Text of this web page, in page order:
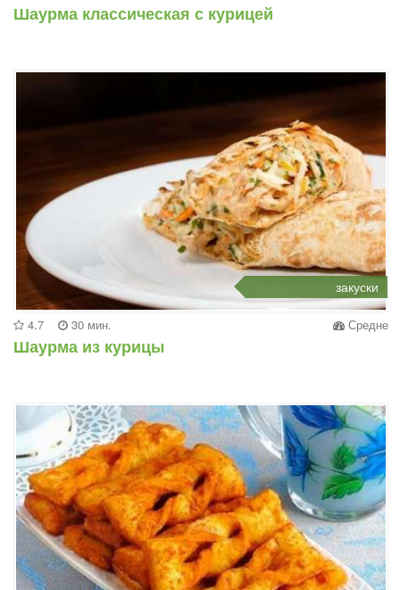
Шаурма классическая с курицей
закуски
4.7 30 мин. Средне
Шаурма из курицы